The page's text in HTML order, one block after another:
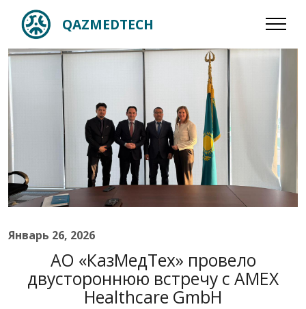
QAZMEDTECH
Январь 26, 2026
АО «КазМедТех» провело
двустороннюю встречу с AMEX
Healthcare GmbH